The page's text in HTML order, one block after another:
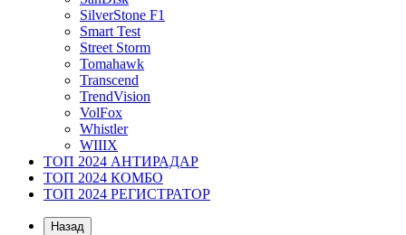
SilverStone F1
Smart Test
Street Storm
Tomahawk
Transcend
TrendVision
VolFox
Whistler
WIIIX
ТОП 2024 АНТИРАДАР
ТОП 2024 КОМБО
ТОП 2024 РЕГИСТРАТОР
Назад